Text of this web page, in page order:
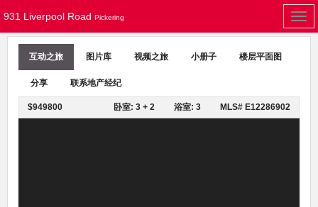
931 Liverpool Road Pickering
互动之旅 图片库 视频之旅 小册子 楼层平面图
分享 联系地产经纪
$949800 卧室: 3 + 2 浴室: 3 MLS# E12286902